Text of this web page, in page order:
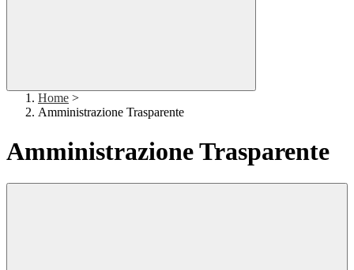
Home >
Amministrazione Trasparente
Amministrazione Trasparente